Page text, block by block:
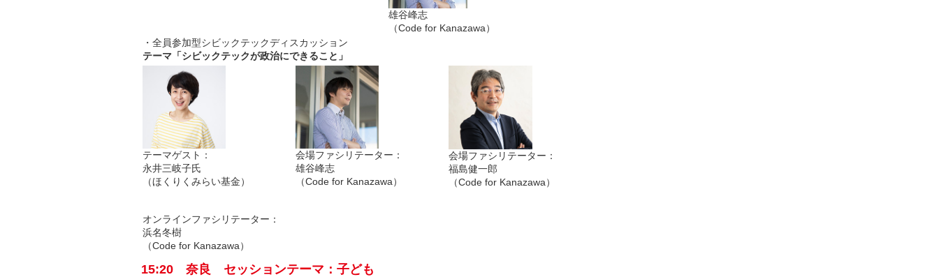
雄谷峰志
（Code for Kanazawa）
・全員参加型シビックテックディスカッション
テーマ「シビックテックが政治にできること」
テーマゲスト：
永井三岐子氏
（ほくりくみらい基金）
会場ファシリテーター：
雄谷峰志
（Code for Kanazawa）
会場ファシリテーター：
福島健一郎
（Code for Kanazawa）
オンラインファシリテーター：
浜名冬樹
（Code for Kanazawa）
15:20 奈良 セッションテーマ：子ども